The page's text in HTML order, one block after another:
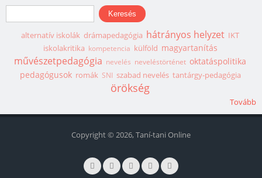
Keresés űrlap
Keresés
alternatív iskolák drámapedagógia hátrányos helyzet IKT
iskolakritika kompetencia külföld magyartanítás
művészetpedagógia nevelés neveléstörténet oktatáspolitika
pedagógusok romák SNI szabad nevelés tantárgy-pedagógia
örökség
Tovább
Copyright © 2026, Taní-tani Online